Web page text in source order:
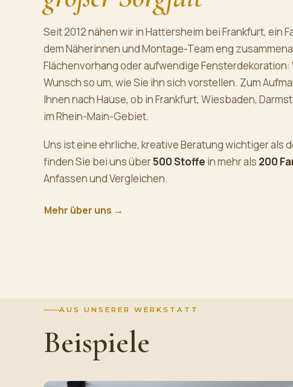
Seit 2012 nähen wir in Hattersheim bei Frankfurt, ein
dem Näherinnen und Montage-Team eng
Flächenvorhang oder aufwendige
Wunsch so um, wie Sie ihn sich vorstellen. Zum
Ihnen nach Hause, ob in Frankfurt, Wiesbaden,
im Rhein-Main-Gebiet.
Uns ist eine ehrliche, kreative Beratung wichtiger als
finden Sie bei uns über500 Stoffe in mehr als 200
Anfassen und Vergleichen.
Mehr über uns →
AUS UNSERER WERKSTATT
Beispiele